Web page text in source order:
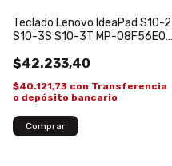
Teclado Lenovo IdeaPad S10-2
S10-3S S10-3T MP-08F56E0-
$42.233,40
$40.121,73 con Transferencia
o depósito bancario